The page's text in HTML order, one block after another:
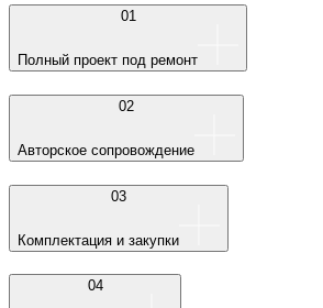
01
Полный проект под ремонт
02
Авторское сопровождение
03
Комплектация и закупки
04